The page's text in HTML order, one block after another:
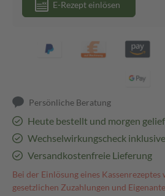
E-Rezept einlösen
Persönliche Beratung
Heute bestellt und morgen
Wechselwirkungscheck inklusive
Versandkostenfreie Lieferung
Bei der Einlösung eines
gesetzlichen Zuzahlungen und